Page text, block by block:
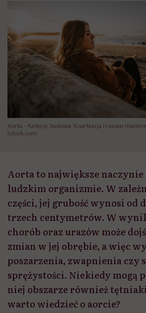
Aorta – funkcje, budowa. Koarktacja i
Istock.com
Aorta to największe
ludzkim organizmie. W
części, jej grubość wynosi od
trzech centymetrów. W
chorób oraz urazów może
zmian w jej obrębie, a więc
poszarzenia, zwapnienia czy
sprężystości. Niekiedy mogą
niej obszarze również
warto wiedzieć o aorcie?